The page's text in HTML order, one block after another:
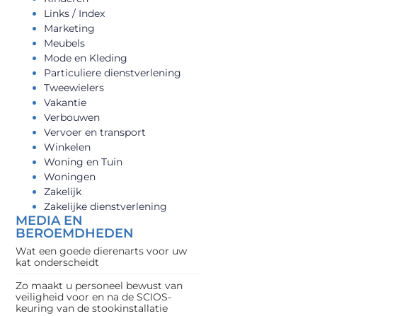
Links / Index
Marketing
Meubels
Mode en Kleding
Particuliere dienstverlening
Tweewielers
Vakantie
Verbouwen
Vervoer en transport
Winkelen
Woning en Tuin
Woningen
Zakelijk
Zakelijke dienstverlening
MEDIA EN
BEROEMDHEDEN
Wat een goede dierenarts voor uw
kat onderscheidt
Zo maakt u personeel bewust van
veiligheid voor en na de SCIOS-
keuring van de stookinstallatie